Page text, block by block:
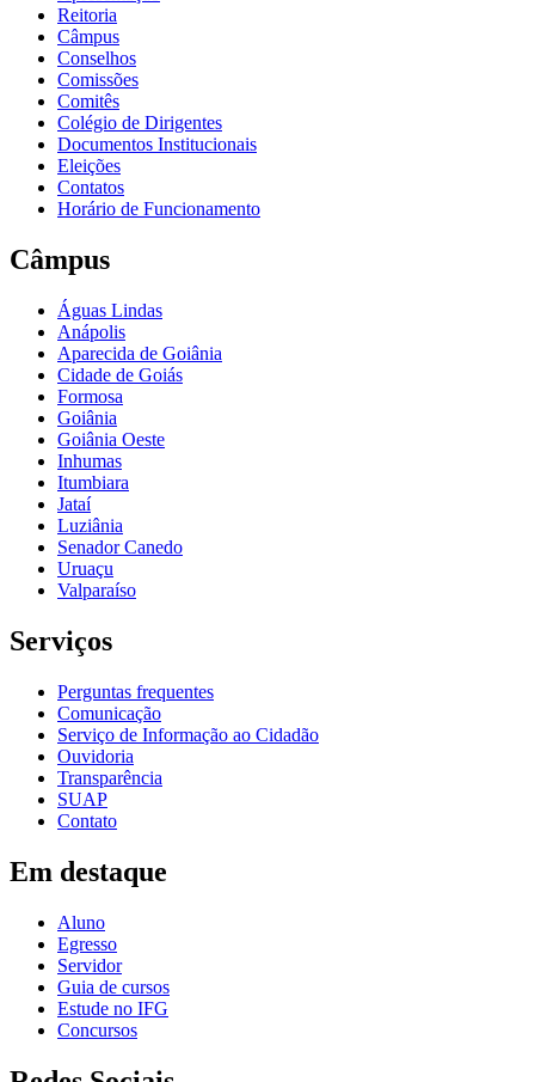
Reitoria
Câmpus
Conselhos
Comissões
Comitês
Colégio de Dirigentes
Documentos Institucionais
Eleições
Contatos
Horário de Funcionamento
Câmpus
Águas Lindas
Anápolis
Aparecida de Goiânia
Cidade de Goiás
Formosa
Goiânia
Goiânia Oeste
Inhumas
Itumbiara
Jataí
Luziânia
Senador Canedo
Uruaçu
Valparaíso
Serviços
Perguntas frequentes
Comunicação
Serviço de Informação ao Cidadão
Ouvidoria
Transparência
SUAP
Contato
Em destaque
Aluno
Egresso
Servidor
Guia de cursos
Estude no IFG
Concursos